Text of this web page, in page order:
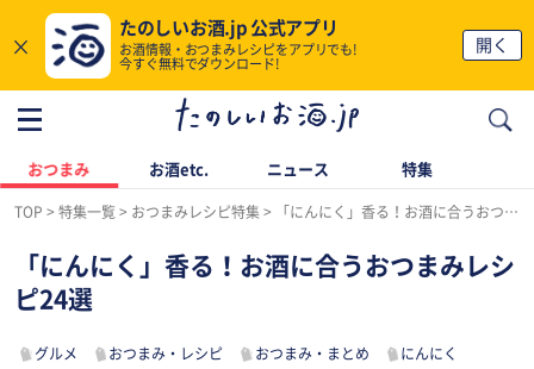
×
たのしいお酒.jp 公式アプリ
お酒情報・おつまみレシピをアプリでも!
今すぐ無料でダウンロード!
開く
おつまみ お酒etc. ニュース 特集
TOP 特集一覧 おつまみレシピ特集 「にんにく」香る！お酒に合うおつまみレシピ24選
「にんにく」香る！お酒に合うおつまみレシ
ピ24選
グルメ おつまみ・レシピ おつまみ・まとめ にんにく